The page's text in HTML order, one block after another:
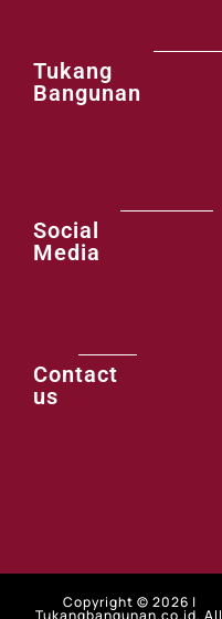
Tukang
Bangunan
Social
Media
Contact
us
Copyright © 2026 |
Tukangbangunan.co.id. All